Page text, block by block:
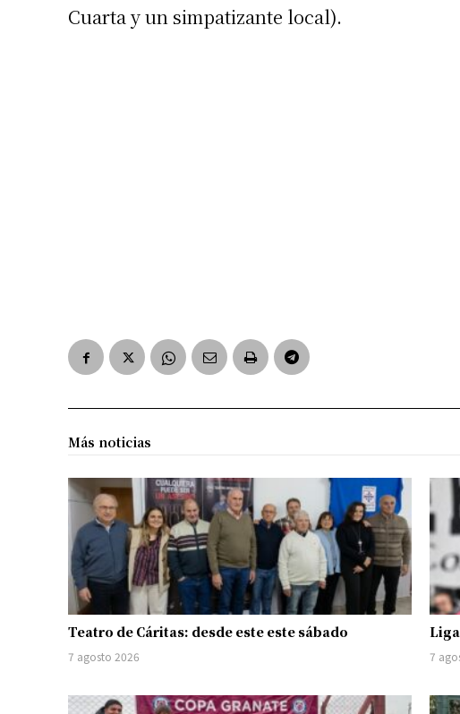
Cuarta y un simpatizante local).
Más noticias
Teatro de Cáritas: desde este este sábado
7 agosto 2026 7